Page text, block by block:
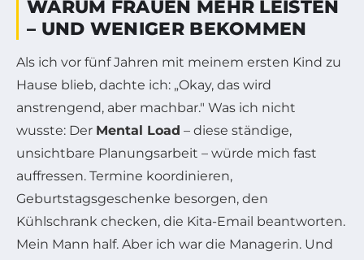
WARUM FRAUEN MEHR LEISTEN
– UND WENIGER BEKOMMEN
Als ich vor fünf Jahren mit meinem ersten Kind zu
Hause blieb, dachte ich: „Okay, das wird
anstrengend, aber machbar." Was ich nicht
wusste: Der Mental Load – diese ständige,
unsichtbare Planungsarbeit – würde mich fast
auffressen. Termine koordinieren,
Geburtstagsgeschenke besorgen, den
Kühlschrank checken, die Kita-Email beantworten.
Mein Mann half. Aber ich war die Managerin. Und